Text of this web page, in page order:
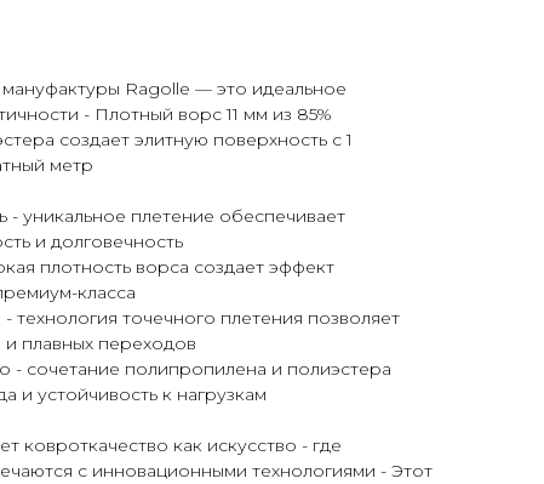
Ragolle — это идеальное
- Плотный ворс 11 мм из 85%
создает элитную поверхность с 1
метр
- уникальное плетение обеспечивает
и долговечность
плотность ворса создает эффект
класса
технология точечного плетения позволяет
и плавных переходов
- сочетание полипропилена и полиэстера
и устойчивость к нагрузкам
ковроткачество как искусство - где
с инновационными технологиями - Этот